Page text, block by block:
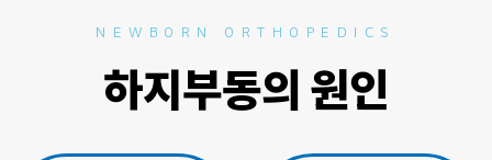
NEWBORN ORTHOPEDICS
하지부동의 원인